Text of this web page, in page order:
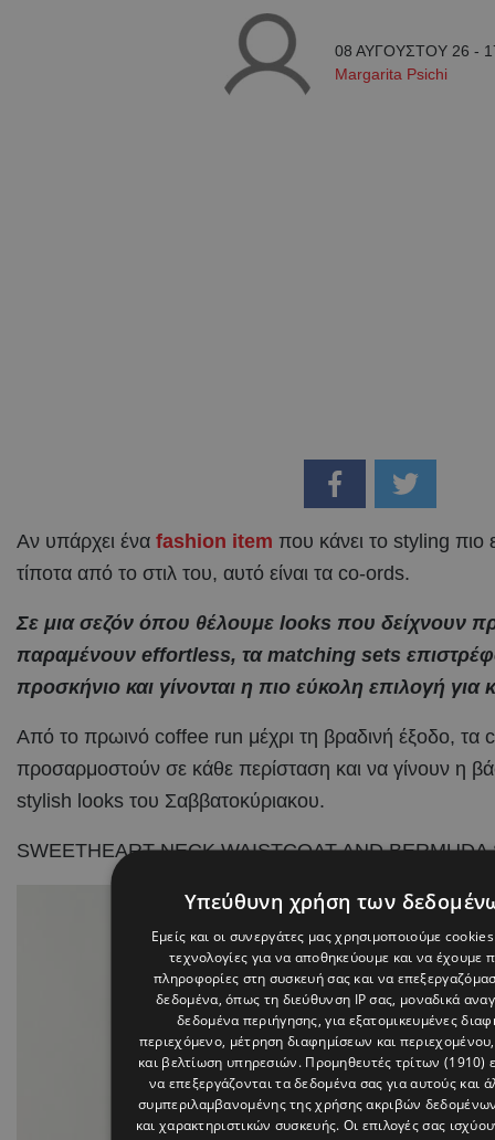
08 ΑΥΓΟΥΣΤΟΥ 26 -
Margarita Psichi
Αν υπάρχει ένα fashion item που κάνει το styling πιο
τίποτα από το στιλ του, αυτό είναι τα co-ords.
Σε μια σεζόν όπου θέλουμε looks που δείχνουν
παραμένουν effortless, τα matching sets
προσκήνιο και γίνονται η πιο εύκολη επιλογή
Από το πρωινό coffee run μέχρι τη βραδινή έξοδο,
προσαρμοστούν σε κάθε περίσταση και να γίνουν η
stylish looks του Σαββατοκύριακου.
SWEETHEART NECK WAISTCOAT AND
Υπεύθυνη χρήση των
Εμείς και οι συνεργάτες μας χρησιμοποιούμε
τεχνολογίες για να αποθηκεύουμε και να έχουμε
πληροφορίες στη συσκευή σας και να
δεδομένα, όπως τη διεύθυνση IP σας, μοναδικά
δεδομένα περιήγησης, για εξατομικευμένες
περιεχόμενο, μέτρηση διαφημίσεων και
και βελτίωση υπηρεσιών. Προμηθευτές τρίτων (1910)
να επεξεργάζονται τα δεδομένα σας για αυτούς και
συμπεριλαμβανομένης της χρήσης ακριβών
και χαρακτηριστικών συσκευής. Οι επιλογές σας